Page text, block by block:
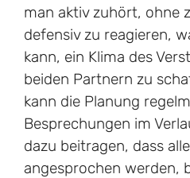
man aktiv zuhört, ohne
defensiv zu reagieren,
kann, ein Klima des
beiden Partnern zu
kann die Planung
Besprechungen im
dazu beitragen, dass
angesprochen werden,